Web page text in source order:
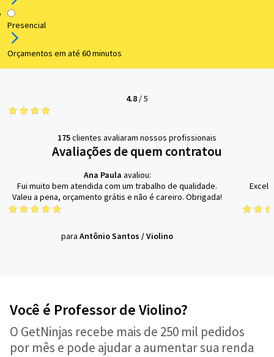
Presencial
Orçamentos em até 60 minutos
4.8 /5
175clientes avaliaram nossos profissionais
Avaliações de quem contratou
Ana Paula avaliou:
Fui muito bem atendida com um trabalho de qualidade.
Valeu a pena, orçamento grátis e não é careiro. Obrigada!
para Antônio Santos /Violino
Você é Professor de Violino?
O GetNinjas recebe mais de 250 mil pedidos
por mês e pode ajudar a aumentar sua renda